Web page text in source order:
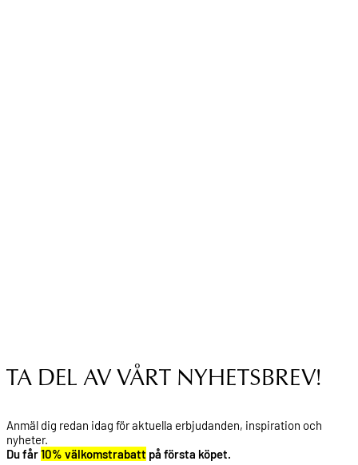
TA DEL AV VÅRT NYHETSBREV!
Anmäl dig redan idag för aktuella erbjudanden, inspiration och
nyheter.
Du får10% välkomstrabatt på första köpet.